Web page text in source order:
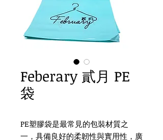
Feberary 貳月 PE
袋
PE塑膠袋是最常見的包裝材質之
一，具備良好的柔韌性與實用性，廣